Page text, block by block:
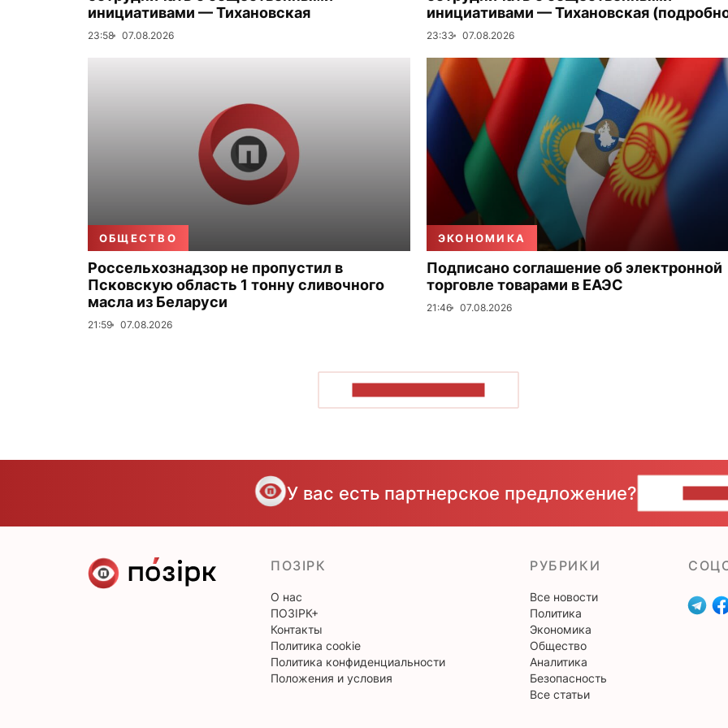
инициативами — Тихановская
23:58 07.08.2026
инициативами — Тихановская
23:33 07.08.2026
ОБЩЕСТВО
Россельхознадзор не пропустил в
Псковскую область 1 тонну сливочного
масла из Беларуси
21:59 07.08.2026
ЭКОНОМИКА
Подписано соглашение об электронной
торговле товарами в ЕАЭС
21:46 07.08.2026
У вас есть партнерское предложение?
ПОЗІРК
О нас
ПОЗІРК+
Контакты
Политика cookie
Политика конфиденциальности
Положения и условия
РУБРИКИ
Все новости
Политика
Экономика
Общество
Аналитика
Безопасность
Все статьи